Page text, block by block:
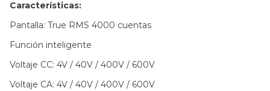
Características:
Pantalla: True RMS 4000 cuentas
Función inteligente
Voltaje CC: 4V / 40V / 400V / 600V
Voltaje CA: 4V / 40V / 400V / 600V